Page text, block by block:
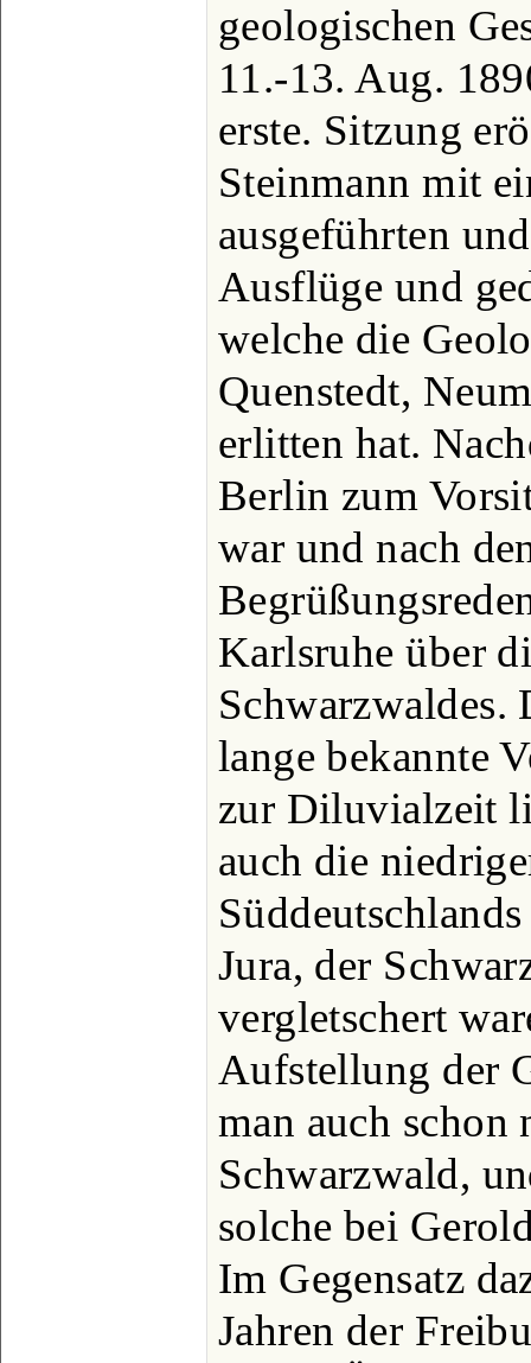
geologischen
11.-13. Aug.
erste. Sitzung
Steinmann mit
ausgeführten
Ausflüge und
welche die
Quenstedt,
erlitten hat.
Berlin zum
war und nach
Karlsruhe über
Schwarzwaldes.
lange bekannte
zur Diluvialzeit
auch die
Jura, der
vergletschert
Aufstellung der
man auch schon
Schwarzwald,
solche bei
Im Gegensatz
Jahren der